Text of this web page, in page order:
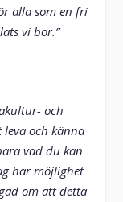
alla som en fri
vi bor.”
och
och känna
vad du kan
har möjlighet
om att detta